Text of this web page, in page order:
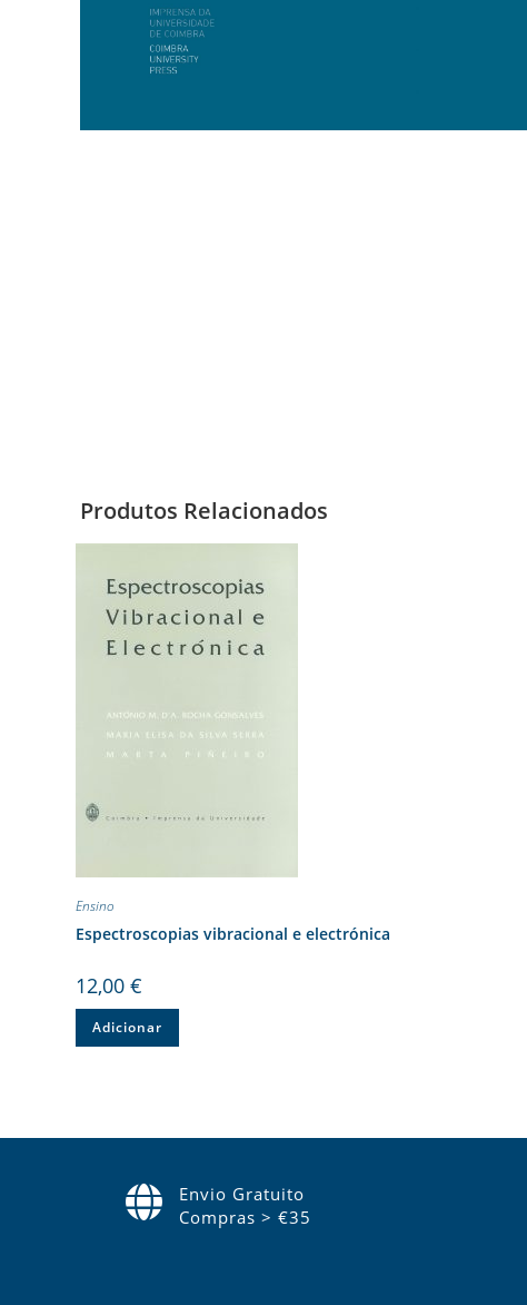
Produtos Relacionados
Ensino
Espectroscopias vibracional e electrónica
12,00€
Adicionar
Envio Gratuito
Compras > €35